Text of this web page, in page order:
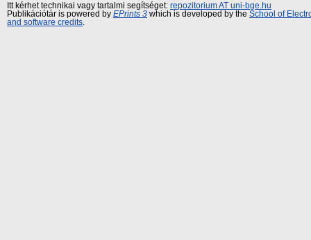
Itt kérhet technikai vagy tartalmi segítséget: repozitorium AT uni-bge.hu
Publikációtár is powered by EPrints 3 which is developed by the School of
and software credits